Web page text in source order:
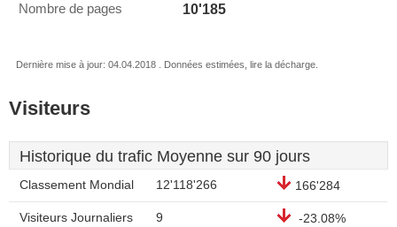
Nombre de pages 10'185
Dernière mise à jour: 04.04.2018 . Données estimées, lire la décharge.
Visiteurs
Historique du trafic Moyenne sur 90 jours
Classement Mondial 12'118'266 166'284
Visiteurs Journaliers 9 -23.08%